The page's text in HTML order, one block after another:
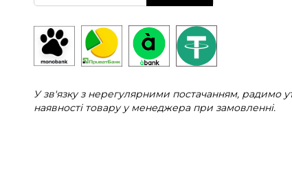
У зв'язку з нерегулярними постачанням, радимо
наявності товару у менеджера при замовленні.